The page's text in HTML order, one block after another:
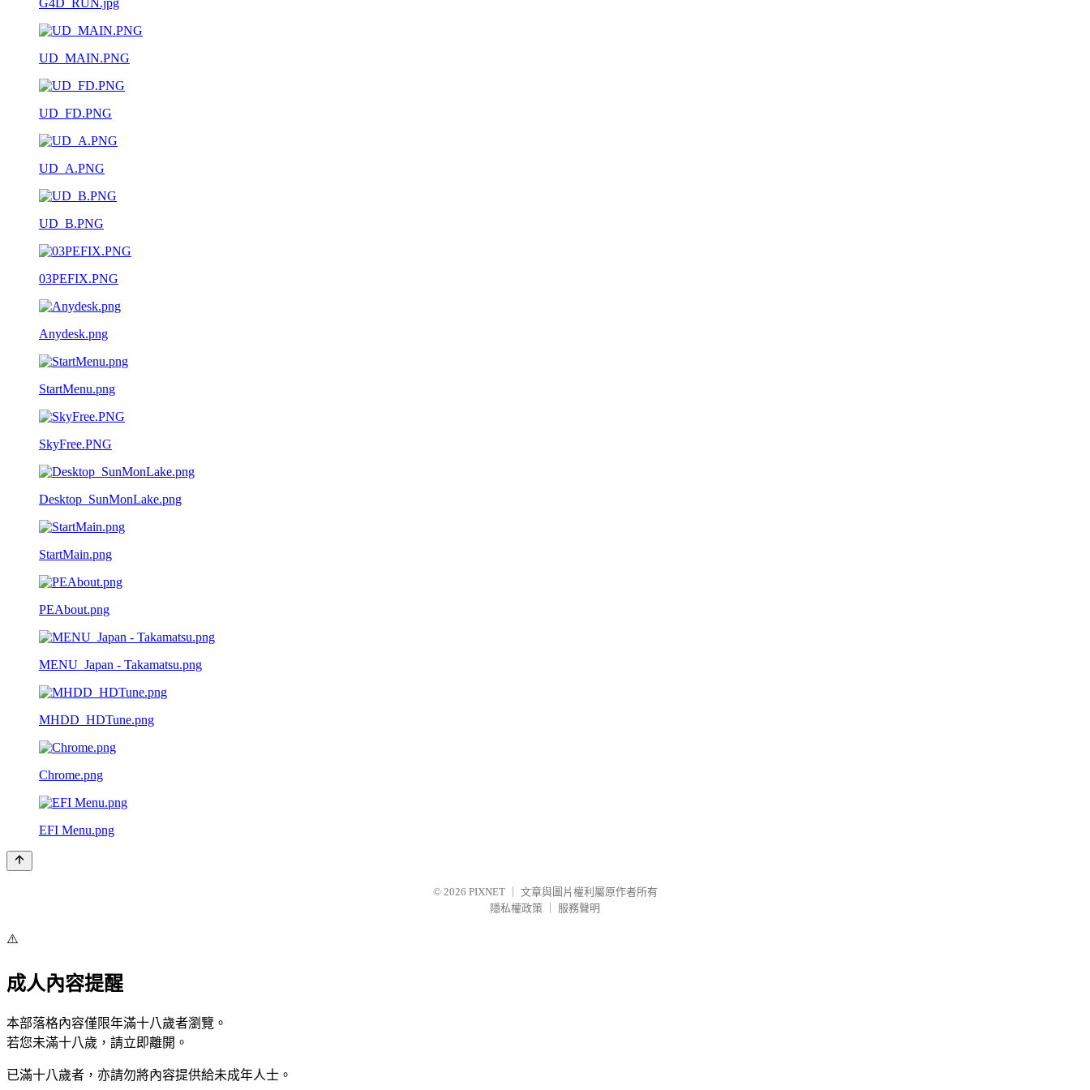
UD_MAIN.PNG
UD_FD.PNG
UD_A.PNG
UD_B.PNG
03PEFIX.PNG
Anydesk.png
StartMenu.png
SkyFree.PNG
Desktop_SunMonLake.png
StartMain.png
PEAbout.png
MENU_Japan - Takamatsu.png
MHDD_HDTune.png
Chrome.png
EFI Menu.png
© 2026 PIXNET
文章與圖片權利屬原作者所有
隱私權政策
服務聲明
⚠️
成人內容提醒
本部落格內容僅限年滿十八歲者瀏覽。
若您未滿十八歲，請立即離開。
已滿十八歲者，亦請勿將內容提供給未成年人士。